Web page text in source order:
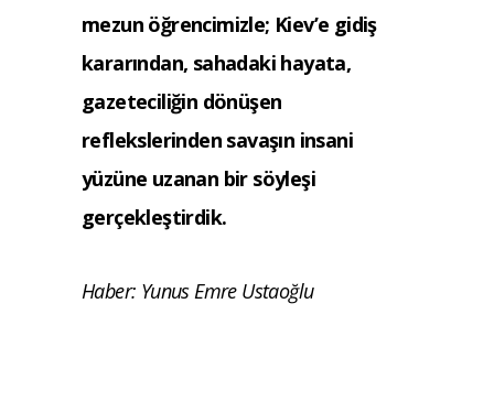
mezun öğrencimizle; Kiev’e gidiş
kararından, sahadaki hayata,
gazeteciliğin dönüşen
reflekslerinden savaşın insani
yüzüne uzanan bir söyleşi
gerçekleştirdik.
Haber: Yunus Emre Ustaoğlu